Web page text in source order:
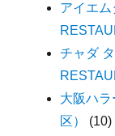
アイエム
チャダ
大阪ハラ
区）
(10)